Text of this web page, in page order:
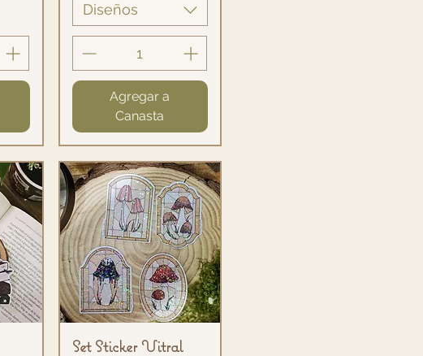
Diseños
Agregar a
Canasta
Vista rápida
Set Sticker Vitral